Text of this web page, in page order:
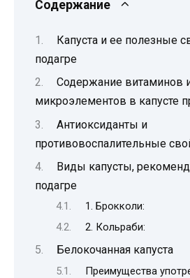
Содержание
Капуста и ее полезные
подагре
Содержание витаминов
микроэлементов в капусте
Антиоксиданты и
противовоспалительные
Виды капусты,
подагре
1. Брокколи:
2. Кольраби:
Белокочанная капуста
Преимущества